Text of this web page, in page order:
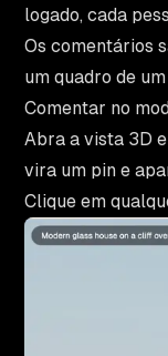
logado, cada
Os comentários
um quadro de
Comentar no
Abra a vista 3D
vira um pin e
Clique em